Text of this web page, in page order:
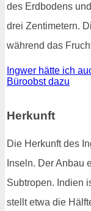
des Erdbodens
drei Zentimetern.
während das
Ingwer hätte ich
Büroobst dazu
Herkunft
Die Herkunft des
Inseln. Der Anbau
Subtropen. Indien
stellt etwa die